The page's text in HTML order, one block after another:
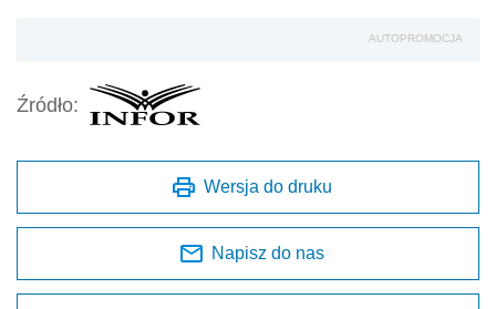
AUTOPROMOCJA
Źródło:
Wersja do druku
Napisz do nas